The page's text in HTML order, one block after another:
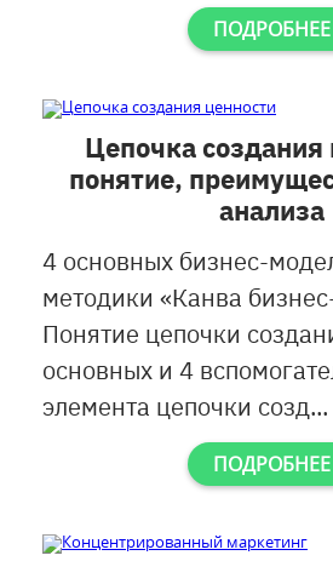
ПОДРОБНЕЕ
Цепочка создания
понятие,
анализа
4 основных бизнес-
методики «Канва
Понятие цепочки
основных и 4
элемента цепочки созд...
ПОДРОБНЕЕ